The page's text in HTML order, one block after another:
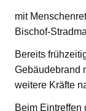
mit
Bischof-
Bereits
Gebäudebrand
weitere Kräfte
Beim Eintreffen